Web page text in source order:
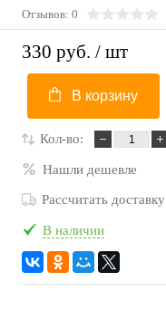
Отзывов: 0
330 руб. / шт
В корзину
Кол-во:
Нашли дешевле
Рассчитать доставку
В наличии